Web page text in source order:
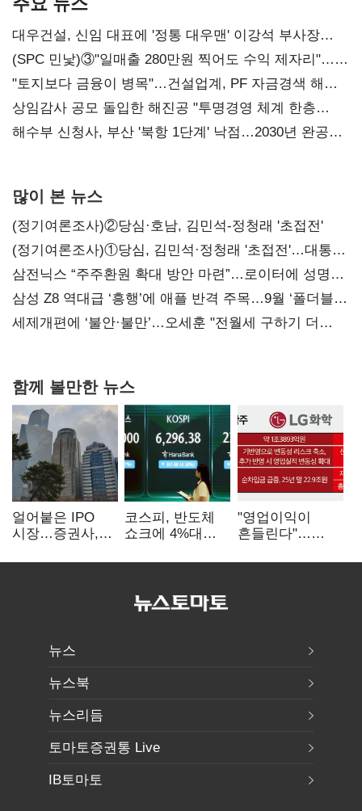
대우건설, 신임 대표에 '정통 대우맨' 이강석 부사장
내정
(SPC 민낯)③"일매출 280만원 찍어도 수익 제자리"…
점주 울리는 '상시 할인'
"토지보다 금융이 병목"…건설업계, PF 자금경색 해소
목소리
상임감사 공모 돌입한 해진공 "투명경영 체계 한층
강화"
해수부 신청사, 부산 '북항 1단계' 낙점…2030년 완공
많이 본 뉴스
(정기여론조사)②당심·호남, 김민석-정청래 '초접전'
(정기여론조사)①당심, 김민석·정청래 '초접전'…대통령
지지도 '50% 아래로'(종합)
삼전닉스 “주주환원 확대 방안 마련”…로이터에 성명
보내
삼성 Z8 역대급 ‘흥행’에 애플 반격 주목…9월 ‘폴더블
대전’
세제개편에 ‘불안·불만’…오세훈 "전월세 구하기 더
함께 볼만한 뉴스
얼어붙은 IPO
시장…증권사,
전쟁' 기대
코스피, 반도체
쇼크에 4%대
5거래일째 상승
"영업이익이
흔들린다"…
18에 취약
뉴스
뉴스북
뉴스리듬
토마토증권통 Live
IB토마토